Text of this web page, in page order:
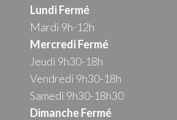
Lundi Fermé
Mardi 9h-12h
MercrediFermé
Jeudi 9h30-18h
Vendredi 9h30-18h
Samedi 9h30-18h30
Dimanche Fermé